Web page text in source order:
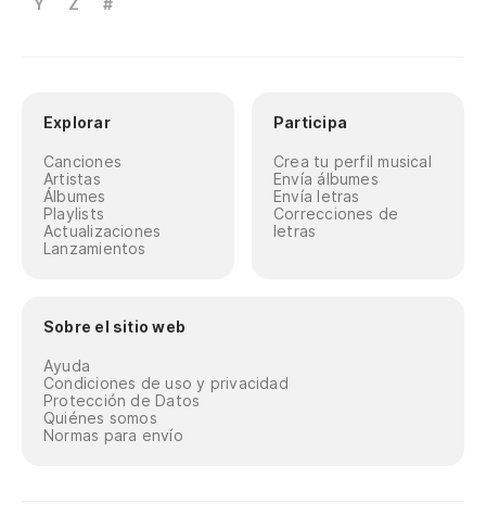
Explorar
Canciones
Artistas
Álbumes
Playlists
Actualizaciones
Lanzamientos
Participa
Crea tu perfil musical
Envía álbumes
Envía letras
Correcciones de
letras
Sobre el sitio web
Ayuda
Condiciones de uso y privacidad
Protección de Datos
Quiénes somos
Normas para envío